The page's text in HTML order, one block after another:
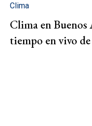
Clima
Clima en
tiempo en vivo